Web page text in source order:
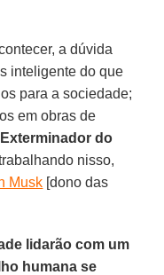
a dúvida
inteligente do que
para a sociedade;
em obras de
do
nisso,
Musk [dono das
lidarão com um
humana se